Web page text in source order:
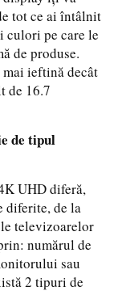
tot ce ai întâlnit
culori pe care le
de produse.
ieftină decât
de 16.7
de tipul
UHD diferă,
diferite, de la
televizoarelor
numărul de
sau
2 tipuri de